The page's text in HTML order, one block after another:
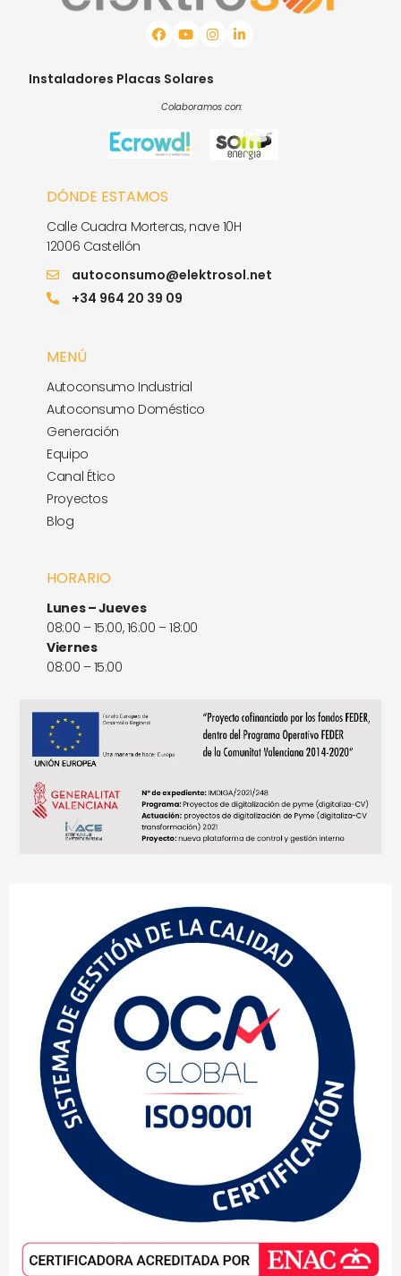
Instaladores Placas Solares
Colaboramos con:
DÓNDE ESTAMOS
Calle Cuadra Morteras, nave 10H
12006 Castellón
autoconsumo@elektrosol.net
+34 964 20 39 09
MENÚ
Autoconsumo Industrial
Autoconsumo Doméstico
Generación
Equipo
Canal Ético
Proyectos
Blog
HORARIO
Lunes – Jueves
08:00 – 15:00, 16:00 – 18:00
Viernes
08:00 – 15:00